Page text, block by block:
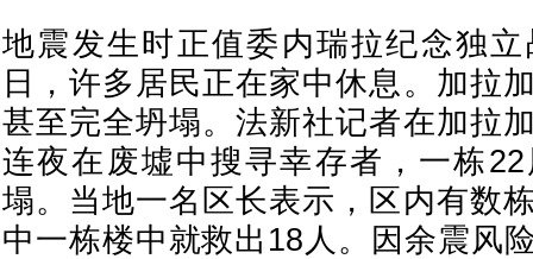
地震发生时正值委内瑞拉纪念独
日，许多居民正在家中休息。加拉
甚至完全坍塌。法新社记者在加拉
连夜在废墟中搜寻幸存者，一栋
塌。当地一名区长表示，区内有数
中一栋楼中就救出18人。因余震风